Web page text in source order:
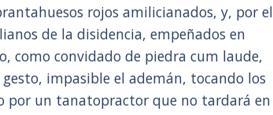
rojos amilicianados, y, por el
de la disidencia, empeñados en
como convidado de piedra cum laude,
impasible el ademán, tocando los
por un tanatopractor que no tardará en